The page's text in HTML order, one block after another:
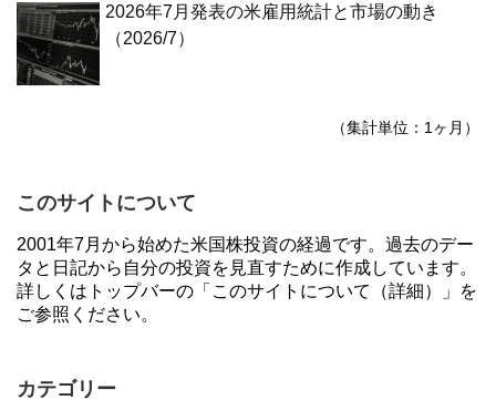
2026年7月発表の米雇用統計と市場の動き
（2026/7）
（集計単位：1ヶ月）
このサイトについて
2001年7月から始めた米国株投資の経過です。過去のデー
タと日記から自分の投資を見直すために作成しています。
詳しくはトップバーの「このサイトについて（詳細）」を
ご参照ください。
カテゴリー